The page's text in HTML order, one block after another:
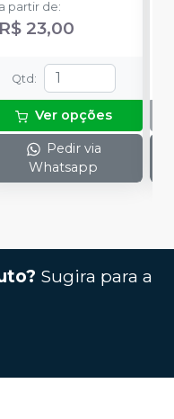
a partir de:
R$ 23,00
Qtd :
Ver opções
Pedir via
Whatsapp
Sugira para a